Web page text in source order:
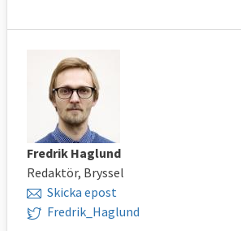
Fredrik Haglund
Redaktör, Bryssel
Skicka epost
Fredrik_Haglund